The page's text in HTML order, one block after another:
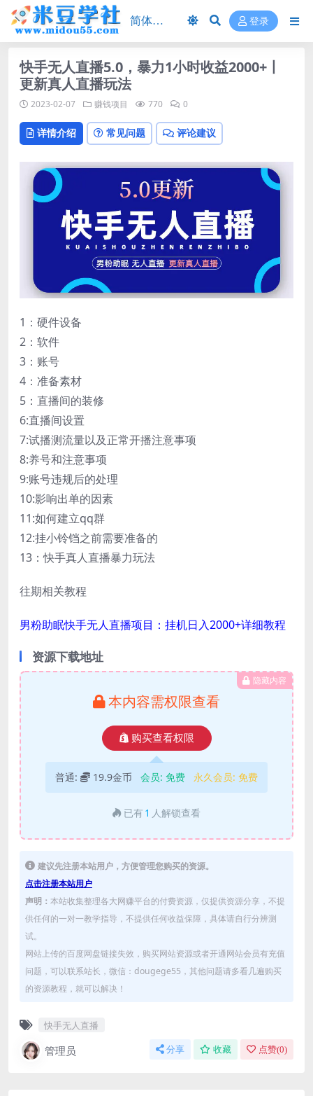
登录
快手无人直播5.0，暴力1小时收益2000+丨
更新真人直播玩法
2023-02-07 赚钱项目 770 0
详情介绍 常见问题 评论建议
1：硬件设备
2：软件
3：账号
4：准备素材
5：直播间的装修
6:直播间设置
7:试播测流量以及正常开播注意事项
8:养号和注意事项
9:账号违规后的处理
10:影响出单的因素
11:如何建立qq群
12:挂小铃铛之前需要准备的
13：快手真人直播暴力玩法
往期相关教程
男粉助眠快手无人直播项目：挂机日入2000+详细教程
资源下载地址
隐藏内容
本内容需权限查看
购买查看权限
普通: 19.9金币 会员: 免费 永久会员: 免费
已有 1 人解锁查看
建议先注册本站用户，方便管理您购买的资源。
点击注册本站用户
声明： 本站收集整理各大网赚平台的付费资源，仅提供资源分享，不提
供任何的一对一教学指导，不提供任何收益保障，具体请自行分辨测
试。
网站上传的百度网盘链接失效，购买网站资源或者开通网站会员有充值
问题，可以联系站长，微信：dougege55，其他问题请多看几遍购买
的资源教程，就可以解决！
快手无人直播
管理员 分享 收藏 点赞(0)